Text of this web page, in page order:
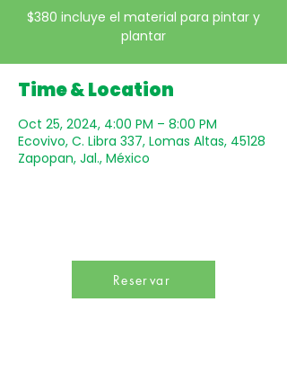
$380 incluye el material para pintar y
plantar
Time & Location
Oct 25, 2024, 4:00 PM – 8:00 PM
Ecovivo, C. Libra 337, Lomas Altas, 45128
Zapopan, Jal., México
Reservar